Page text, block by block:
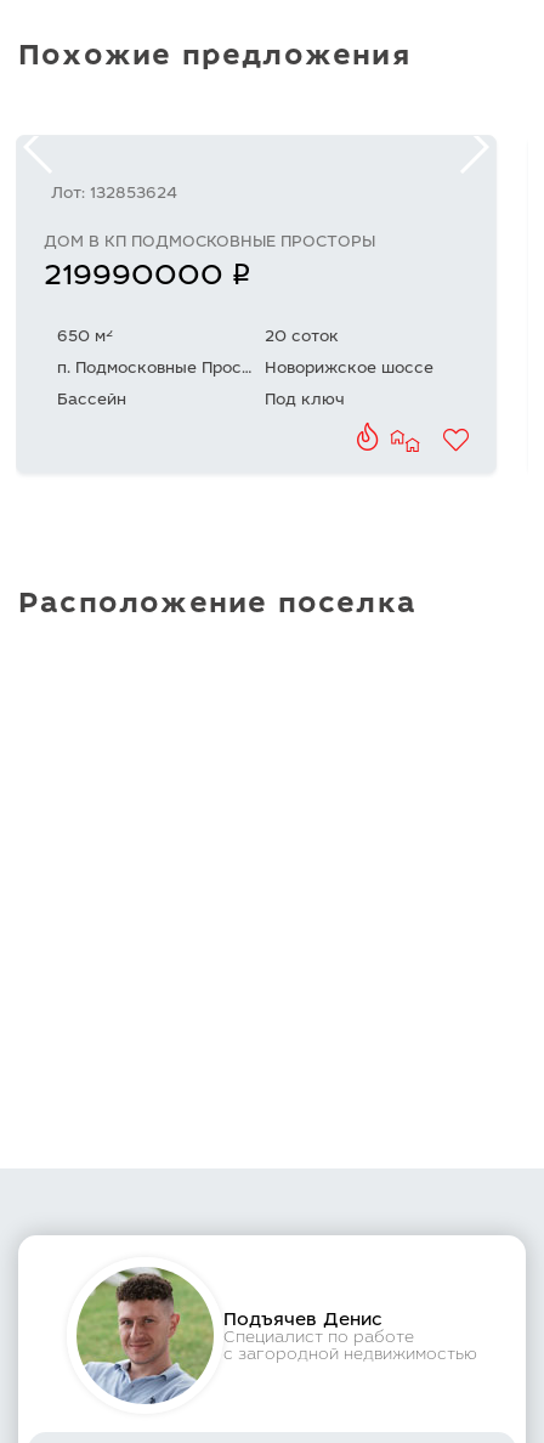
Похожие предложения
Лот: 132853624
ДОМ В КП ПОДМОСКОВНЫЕ ПРОСТОРЫ
219990000 q
650 м2
20 соток
п. Подмосковные Просторы
Новорижское шоссе
Бассейн
Под ключ
Расположение поселка
Подъячев Денис
Специалист по работе
с загородной недвижимостью